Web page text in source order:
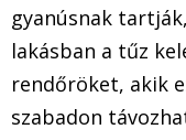
gyanúsnak
lakásban a tűz
rendőröket, akik
szabadon